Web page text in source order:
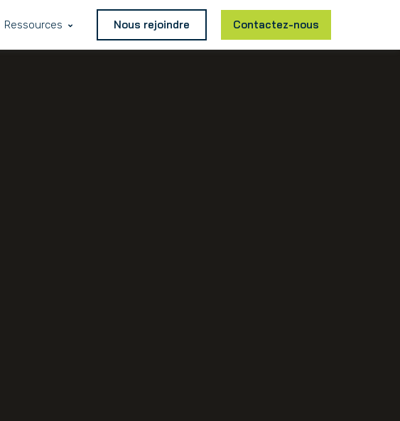
Ressources Nous rejoindre Contactez-nous